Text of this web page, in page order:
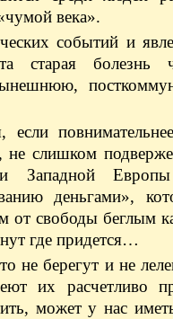
века».
событий и
старая болезнь
не слишком
Западной
деньгами»,
свободы беглым
где придется…
не берегут и не
их расчетливо
может у нас